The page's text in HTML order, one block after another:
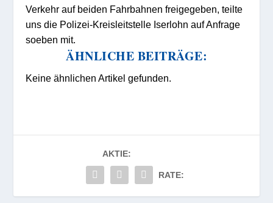
Verkehr auf beiden Fahrbahnen freigegeben, teilte
uns die Polizei-Kreisleitstelle Iserlohn auf Anfrage
soeben mit.
ÄHNLICHE BEITRÄGE:
Keine ähnlichen Artikel gefunden.
AKTIE:
RATE: